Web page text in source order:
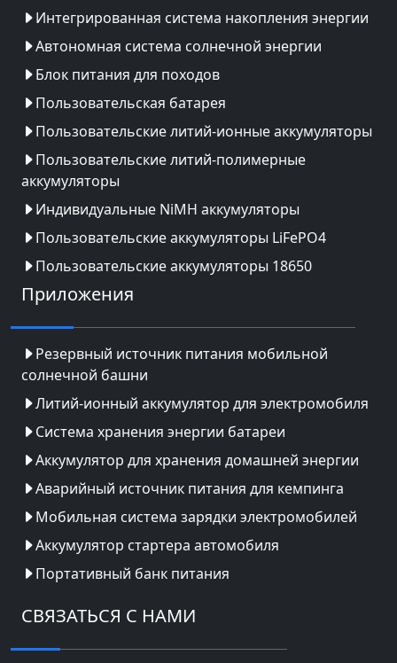
Интегрированная система накопления энергии
Автономная система солнечной энергии
Блок питания для походов
Пользовательская батарея
Пользовательские литий-ионные аккумуляторы
Пользовательские литий-полимерные
аккумуляторы
Индивидуальные NiMH аккумуляторы
Пользовательские аккумуляторы LiFePO4
Пользовательские аккумуляторы 18650
Приложения
Резервный источник питания мобильной
солнечной башни
Литий-ионный аккумулятор для электромобиля
Система хранения энергии батареи
Аккумулятор для хранения домашней энергии
Аварийный источник питания для кемпинга
Мобильная система зарядки электромобилей
Аккумулятор стартера автомобиля
Портативный банк питания
СВЯЗАТЬСЯ С НАМИ